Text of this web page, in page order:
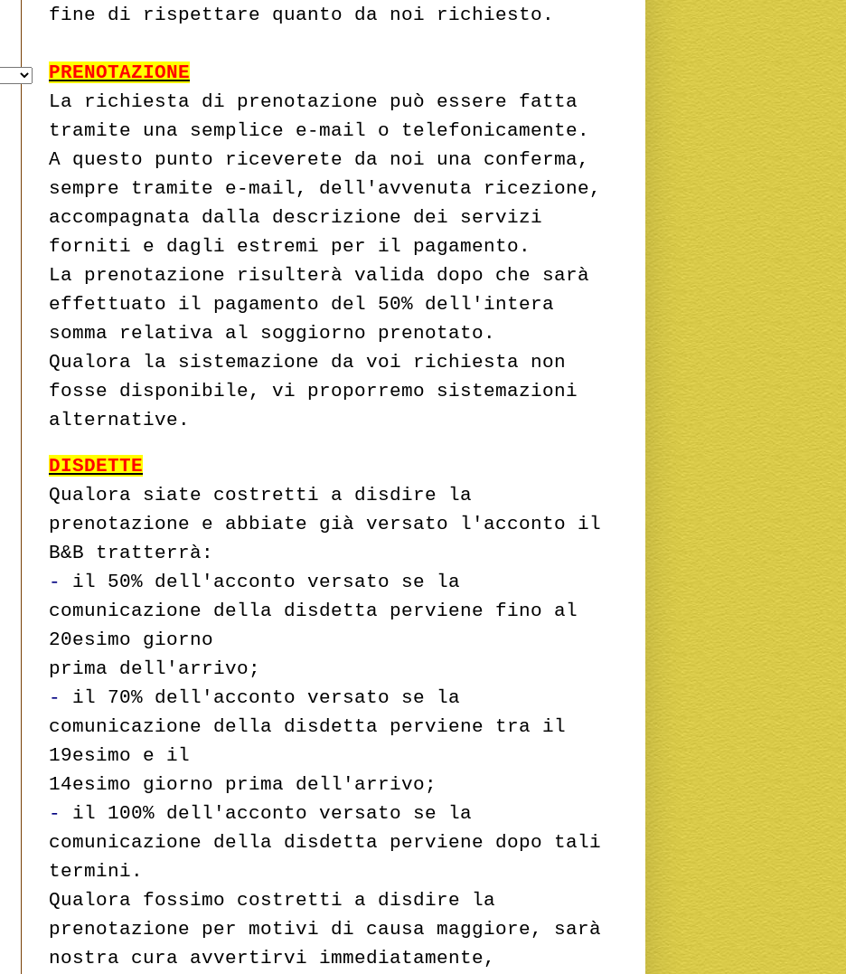
fine di rispettare quanto da noi richiesto.
PRENOTAZIONE
La richiesta di prenotazione può essere fatta
tramite una semplice e-mail o telefonicamente.
A questo punto riceverete da noi una conferma,
sempre tramite e-mail, dell'avvenuta ricezione,
accompagnata dalla descrizione dei servizi
forniti e dagli estremi per il pagamento.
La prenotazione risulterà valida dopo che sarà
effettuato il pagamento del 50% dell'intera
somma relativa al soggiorno prenotato.
Qualora la sistemazione da voi richiesta non
fosse disponibile, vi proporremo sistemazioni
alternative.
DISDETTE
Qualora siate costretti a disdire la
prenotazione e abbiate già versato l'acconto il
B&B tratterrà:
- il 50% dell'acconto versato se la
comunicazione della disdetta perviene fino al
20esimo giorno
prima dell'arrivo;
- il 70% dell'acconto versato se la
comunicazione della disdetta perviene tra il
19esimo e il
14esimo giorno prima dell'arrivo;
- il 100% dell'acconto versato se la
comunicazione della disdetta perviene dopo tali
termini.
Qualora fossimo costretti a disdire la
prenotazione per motivi di causa maggiore, sarà
nostra cura avvertirvi immediatamente,